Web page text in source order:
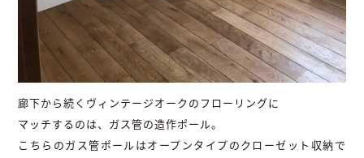
廊下から続くヴィンテージオークのフローリングに
マッチするのは、ガス管の造作ポール。
こちらのガス管ポールはオープンタイプのクローゼット収納で